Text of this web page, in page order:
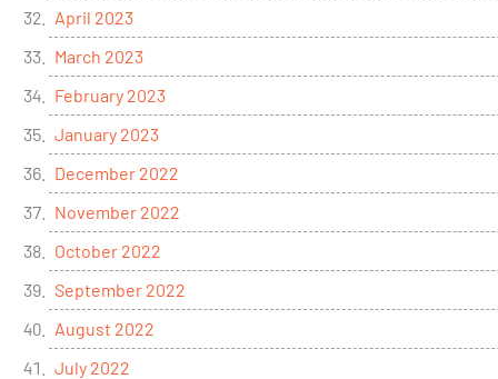
April 2023
March 2023
February 2023
January 2023
December 2022
November 2022
October 2022
September 2022
August 2022
July 2022